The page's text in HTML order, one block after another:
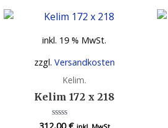
inkl. 19 % MwSt.
zzgl. Versandkosten
Kelim.
Kelim 172 x 218
Bewertet
312,00€